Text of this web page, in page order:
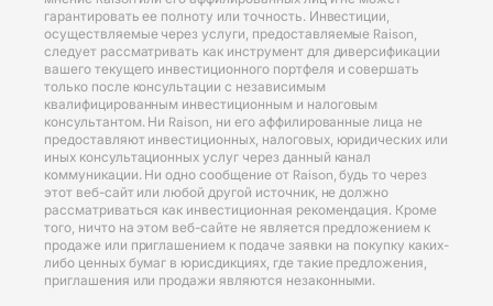
гарантировать ее полноту или точность. Инвестиции,
осуществляемые через услуги, предоставляемые Raison,
следует рассматривать как инструмент для диверсификации
вашего текущего инвестиционного портфеля и совершать
только после консультации с независимым
квалифицированным инвестиционным и налоговым
консультантом. Ни Raison, ни его аффилированные лица не
предоставляют инвестиционных, налоговых, юридических или
иных консультационных услуг через данный канал
коммуникации. Ни одно сообщение от Raison, будь то через
этот веб-сайт или любой другой источник, не должно
рассматриваться как инвестиционная рекомендация. Кроме
того, ничто на этом веб-сайте не является предложением к
продаже или приглашением к подаче заявки на покупку каких-
либо ценных бумаг в юрисдикциях, где такие предложения,
приглашения или продажи являются незаконными.